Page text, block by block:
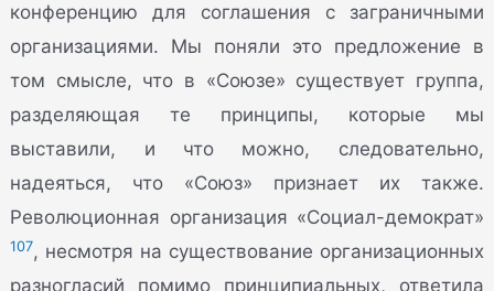
конференцию для соглашения с заграничными
организациями. Мы поняли это предложение в
том смысле, что в «Союзе» существует группа,
разделяющая те принципы, которые мы
выставили, и что можно, следовательно,
надеяться, что «Союз» признает их также.
Революционная организация «Социал-демократ»
107, несмотря на существование организационных
разногласий помимо принципиальных, ответила